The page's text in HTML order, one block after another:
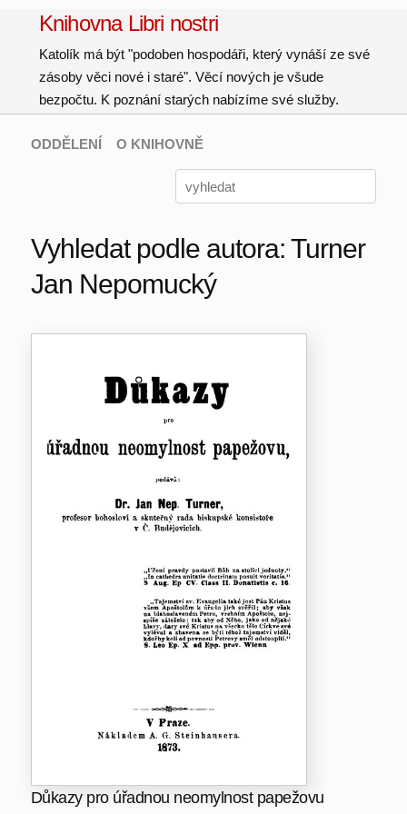
Knihovna Libri nostri
Katolík má být "podoben hospodáři, který vynáší ze své
zásoby věci nové i staré". Věcí nových je všude
bezpočtu. K poznání starých nabízíme své služby.
ODDĚLENÍ O KNIHOVNĚ
Vyhledat podle autora: Turner
Jan Nepomucký
Důkazy pro úřadnou neomylnost papežovu